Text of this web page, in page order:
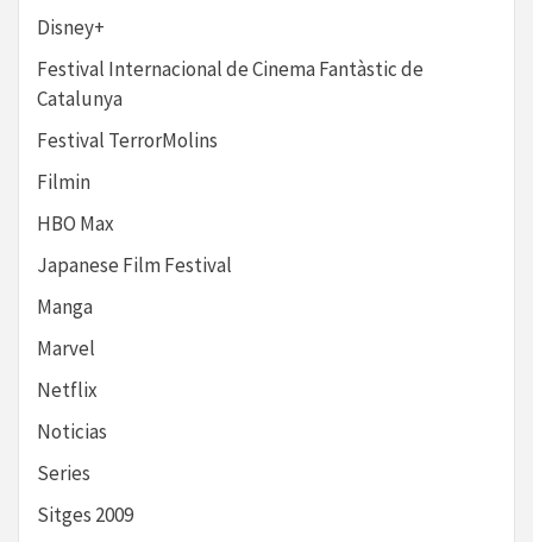
Disney+
Festival Internacional de Cinema Fantàstic de
Catalunya
Festival TerrorMolins
Filmin
HBO Max
Japanese Film Festival
Manga
Marvel
Netflix
Noticias
Series
Sitges 2009